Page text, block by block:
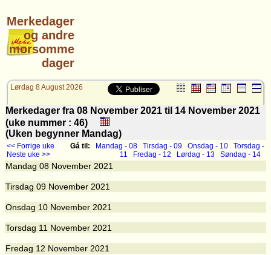
Merkedager
og andre
morsomme
dager
Lørdag 8 August 2026
Merkedager fra 08 November 2021 til 14 November 2021
(uke nummer : 46)
(Uken begynner Mandag)
<< Forrige uke
Neste uke >>
Gå til: Mandag - 08 Tirsdag - 09 Onsdag - 10
Torsdag -
11
Fredag - 12 Lørdag - 13 Søndag - 14
Mandag 08 November 2021
Tirsdag 09 November 2021
Onsdag 10 November 2021
Torsdag 11 November 2021
Fredag 12 November 2021